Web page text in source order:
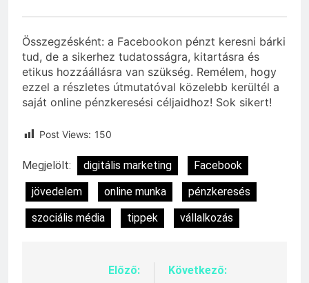
Összegzésként: a Facebookon pénzt keresni bárki
tud, de a sikerhez tudatosságra, kitartásra és
etikus hozzáállásra van szükség. Remélem, hogy
ezzel a részletes útmutatóval közelebb kerültél a
saját online pénzkeresési céljaidhoz! Sok sikert!
Post Views: 150
Megjelölt: digitális marketing
Facebook
jövedelem
online munka
pénzkeresés
szociális média
tippek vállalkozás
BejegyzésElőző:
Következő: